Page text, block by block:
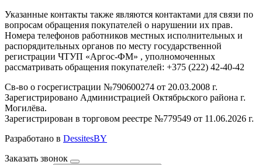
Указанные контакты также являются контактами для связи по
вопросам обращения покупателей о нарушении их прав.
Номера телефонов работников местных исполнительных и
распорядительных органов по месту государственной
регистрации ЧТУП «Аргос-ФМ» , уполномоченных
рассматривать обращения покупателей: +375 (222) 42-40-42
Св-во о госрегистрации №790600274 от 20.03.2008 г.
Зарегистрировано Администрацией Октябрьского района г.
Могилёва.
Зарегистрирован в торговом реестре №779549 от 11.06.2026 г.
Разработано в DessitesBY
Заказать звонок